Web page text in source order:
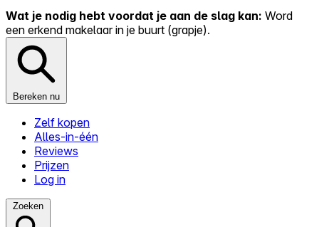
Wat je nodig hebt voordat je aan de slag kan: Word
een erkend makelaar in je buurt (grapje).
Bereken nu
Zelf kopen
Alles-in-één
Reviews
Prijzen
Log in
Zoeken